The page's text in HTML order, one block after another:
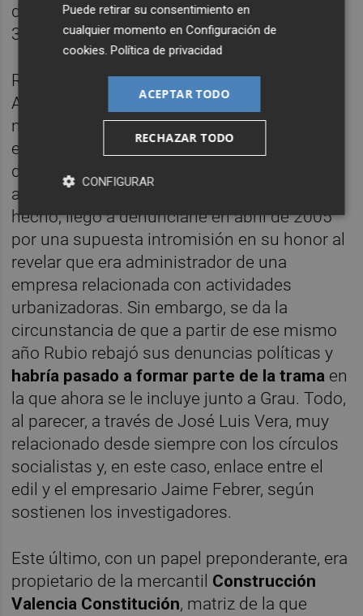
de un millón de euros y Rafael Rubio unos
300.000.
Rubio, entonces concejal del PSPV en el
Ayuntamiento de València, mantuvo
numerosos enfrentamientos con su
entonces adversario político Grau, mano
derecha de Barberá y a quien durante cuatro
años atacó duramente. El segundo, de
hecho, llegó a denunciarle en abril de 2005
por una supuesta intromisión en su honor al
revelar que era administrador de una
empresa relacionada con actividades
urbanizadoras. Sin embargo, se da la
circunstancia de que a partir de ese mismo
año Rubio rebajó sus denuncias políticas y
habría pasado a formar parte de la trama en
la que ahora se le incluye junto a Grau. Todo,
al parecer, a través de José Luis Vera, muy
relacionado desde siempre con los círculos
socialistas y, en este caso, enlace entre el
edil y el empresario Jaime Febrer, según
sostienen los investigadores.
Este último, con un papel preponderante, era
propietario de la mercantil Construcción
Valencia Constitución, matriz de la que
Puede retirar su consentimiento en
cualquier momento enConfiguración de
cookies .Política de privacidad
ACEPTAR TODO
RECHAZAR TODO
CONFIGURAR